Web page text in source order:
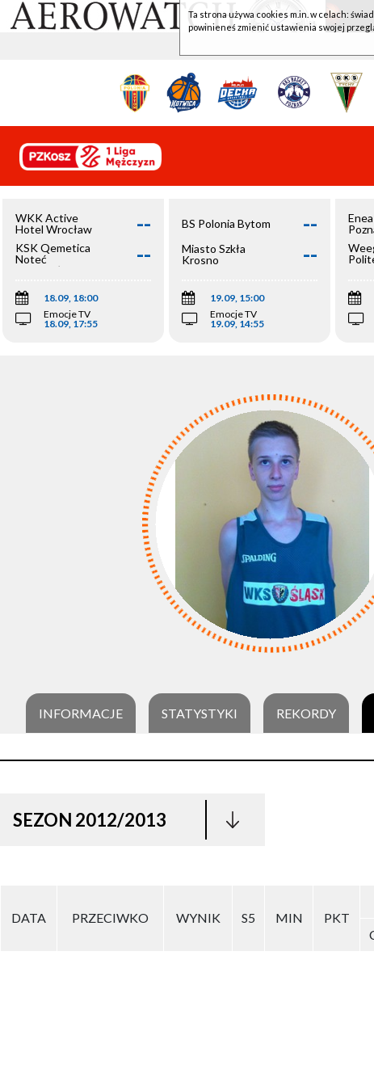
WKK Active
Hotel Wrocław
--
KSK Qemetica
Noteć
Inowrocław
--
18.09, 18:00
Emocje TV
18.09, 17:55
BS Polonia Bytom --
Miasto Szkła
Krosno
--
19.09, 15:00
Emocje TV
19.09, 14:55
INFORMACJE STATYSTYKI REKORDY
SEZON 2012/2013
DATA PRZECIWKO WYNIK S5 MIN PKT
Ta strona używa cookies m.in. w celach:
powinieneś zmienić ustawienia swojej